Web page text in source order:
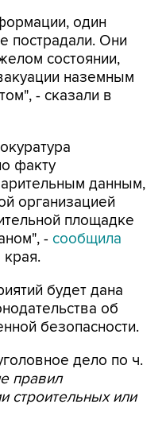
один
пострадали. Они
состоянии,
наземным
- сказали в
факту
данным,
организацией
площадке
- сообщила
края.
будет дана
об
безопасности.
дело по ч.
правил
строительных или